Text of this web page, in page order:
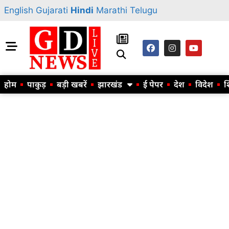
English Gujarati Hindi Marathi Telugu
होम पाकुड़ बड़ी खबरें झारखंड ई पेपर देश विदेश